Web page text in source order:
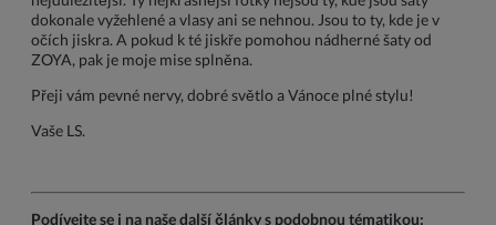
dokonale vyžehlené a vlasy ani se nehnou. Jsou to ty, kde je v
očích jiskra. A pokud k té jiskře pomohou nádherné šaty od
ZOYA, pak je moje mise splněna.
Přeji vám pevné nervy, dobré světlo a Vánoce plné stylu!
Vaše LS.
Podívejte se i na naše další články s podobnou tématikou: